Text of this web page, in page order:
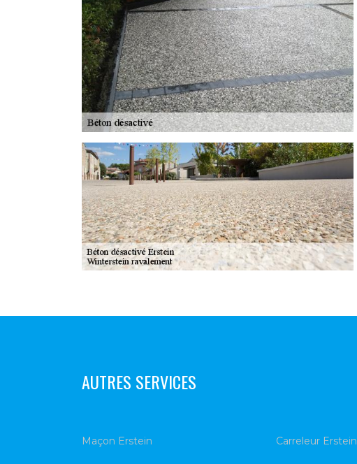
AUTRES SERVICES
Maçon Erstein Carreleur Erstein